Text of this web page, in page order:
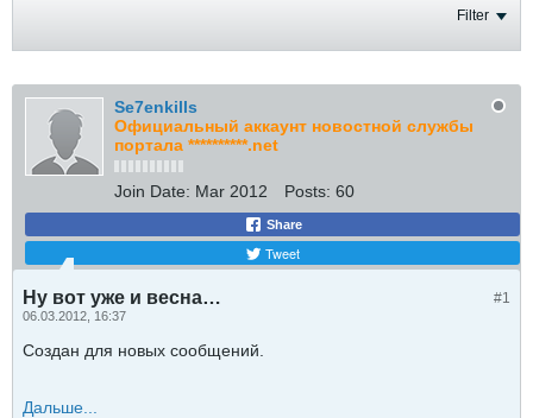
Filter
Se7enkills
Официальный аккаунт новостной службы
портала **********.net
Join Date: Mar 2012 Posts: 60
Share
Tweet
#1
Ну вот уже и весна…
06.03.2012, 16:37
Создан для новых сообщений.
Дальше...